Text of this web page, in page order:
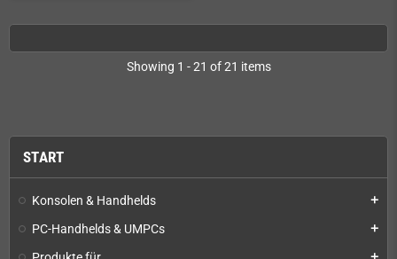
START
Konsolen & Handhelds add
PC-Handhelds & UMPCs add
add
Showing 1 - 21 of 21 items